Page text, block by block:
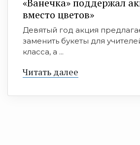
«Ванечка» поддержал
вместо цветов»
Девятый год акция
заменить букеты для
класса, а ...
Читать далее